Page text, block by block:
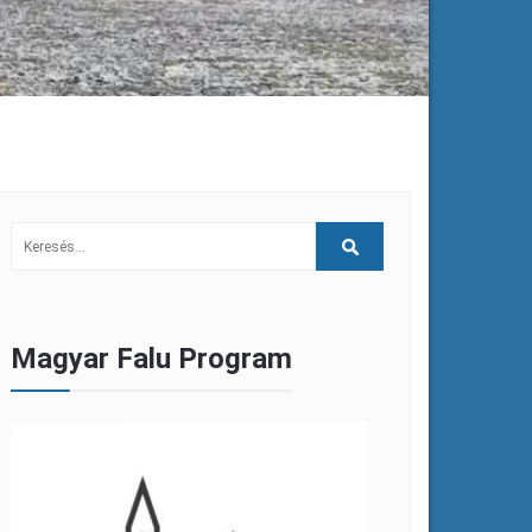
Magyar Falu Program